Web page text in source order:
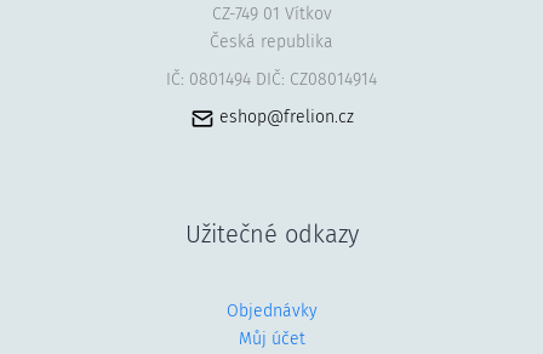
CZ-749 01 Vítkov
Česká republika
IČ: 0801494 DIČ: CZ08014914
eshop@frelion.cz
Užitečné odkazy
Objednávky
Můj účet